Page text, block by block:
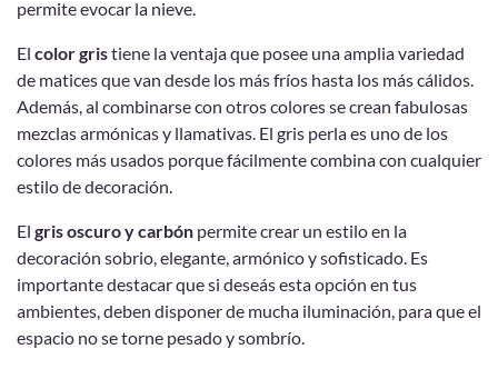
permite evocar la nieve.
El color gristiene la ventaja que posee una amplia variedad
de matices que van desde los más fríos hasta los más cálidos.
Además, al combinarse con otros colores se crean fabulosas
mezclas armónicas y llamativas. El gris perla es uno de los
colores más usados porque fácilmente combina con cualquier
estilo de decoración.
El gris oscuro y carbón permite crear un estilo en la
decoración sobrio, elegante, armónico y sofisticado. Es
importante destacar que si deseás esta opción en tus
ambientes, deben disponer de mucha iluminación, para que el
espacio no se torne pesado y sombrío.